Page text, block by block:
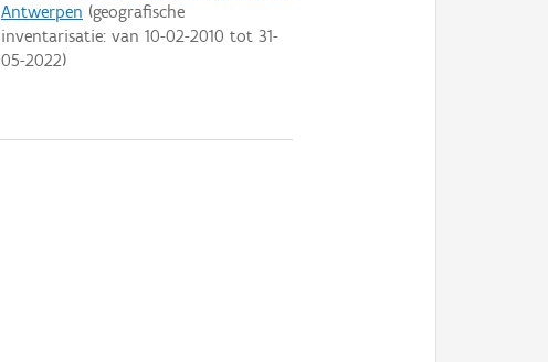
Antwerpen (geografische
inventarisatie: van 10-02-2010 tot 31-
05-2022)